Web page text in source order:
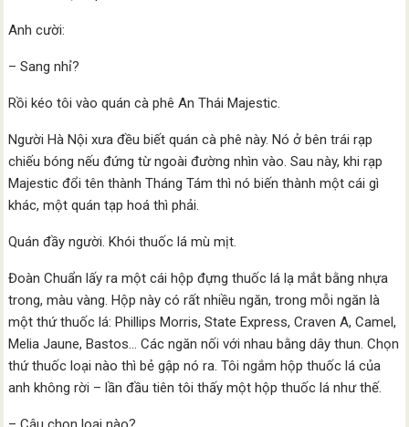
Anh cười:
– Sang nhỉ?
Rồi kéo tôi vào quán cà phê An Thái Majestic.
Người Hà Nội xưa đều biết quán cà phê này. Nó ở bên trái rạp
chiếu bóng nếu đứng từ ngoài đường nhìn vào. Sau này, khi rạp
Majestic đổi tên thành Tháng Tám thì nó biến thành một cái gì
khác, một quán tạp hoá thì phải.
Quán đầy người. Khói thuốc lá mù mịt.
Đoàn Chuẩn lấy ra một cái hộp đựng thuốc lá lạ mắt bằng nhựa
trong, màu vàng. Hộp này có rất nhiều ngăn, trong mỗi ngăn là
một thứ thuốc lá: Phillips Morris, State Express, Craven A, Camel,
Melia Jaune, Bastos… Các ngăn nối với nhau bằng dây thun. Chọn
thứ thuốc loại nào thì bẻ gập nó ra. Tôi ngắm hộp thuốc lá của
anh không rời – lần đầu tiên tôi thấy một hộp thuốc lá như thế.